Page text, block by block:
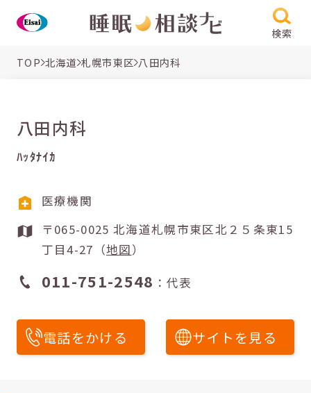
検索
TOP 北海道 札幌市東区 八田内科
八田内科
ﾊｯﾀﾅｲｶ
医療機関
〒065-0025 北海道札幌市東区北２５条東15
丁目4-27（地図）
011-751-2548 ：代表
電話をかける サイトを見る